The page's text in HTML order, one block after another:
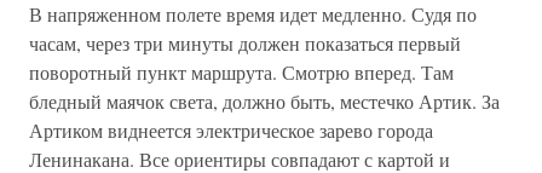
В напряженном полете время идет медленно. Судя по
часам, через три минуты должен показаться первый
поворотный пункт маршрута. Смотрю вперед. Там
бледный маячок света, должно быть, местечко Артик. За
Артиком виднеется электрическое зарево города
Ленинакана. Все ориентиры совпадают с картой и